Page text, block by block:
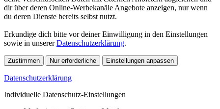
dir über deren Online-Werbekanäle Angebote anzeigen, nur wenn
du deren Dienste bereits selbst nutzt.
Erkundige dich bitte vor deiner Einwilligung in den Einstellungen
sowie in unsererDatenschutzerklärung.
Zustimmen Nur erforderliche Einstellungen anpassen
Datenschutzerklärung
Individuelle Datenschutz-Einstellungen